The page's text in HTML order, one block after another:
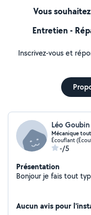
Vous
Entretien -
Inscrivez-vous et
Léo Goubin
Mécanique
Écouflant
-/5
Présentation
Bonjour je fais tout
Aucun avis pour